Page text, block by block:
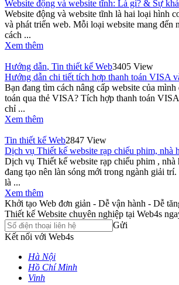
Website động và website tĩnh: Là gì? & Sự
Website động và website tĩnh là hai loại hình
và phát triển web. Mỗi loại website mang đến
cách ...
Xem thêm
Hướng dẫn, Tin thiết kế Web3405 View
Hướng dẫn chi tiết tích hợp thanh toán VISA
Bạn đang tìm cách nâng cấp website của mình
toán qua thẻ VISA? Tích hợp thanh toán
chỉ ...
Xem thêm
Tin thiết kế Web2847 View
Dịch vụ Thiết kế website rạp chiếu phim,
Dịch vụ Thiết kế website rạp chiếu phim ,
đang tạo nên làn sóng mới trong ngành giải
là ...
Xem thêm
Khởi tạo Web đơn giản - Dễ vận hành - Dễ
Thiết kế Website chuyên nghiệp tại Web4s
Gửi
Kết nối với Web4s
Hà Nội
Hồ Chí Minh
Vinh